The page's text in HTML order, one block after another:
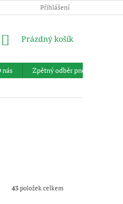
Přihlášení
NÁKUPNÍ
Prázdný košík
nás
Zpětný odběr pneumatik
43položek celkem